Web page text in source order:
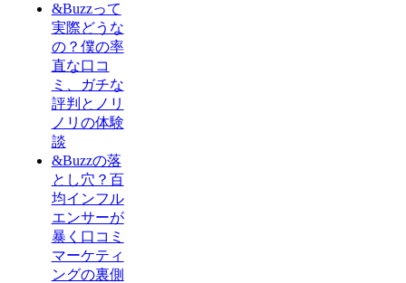
&Buzzって
実際どうな
の？僕の率
直な口コ
ミ、ガチな
評判とノリ
ノリの体験
談
&Buzzの落
とし穴？百
均インフル
エンサーが
暴く口コミ
マーケティ
ングの裏側